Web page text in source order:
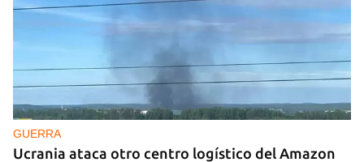
GUERRA
Ucrania ataca otro centro logístico del Amazon